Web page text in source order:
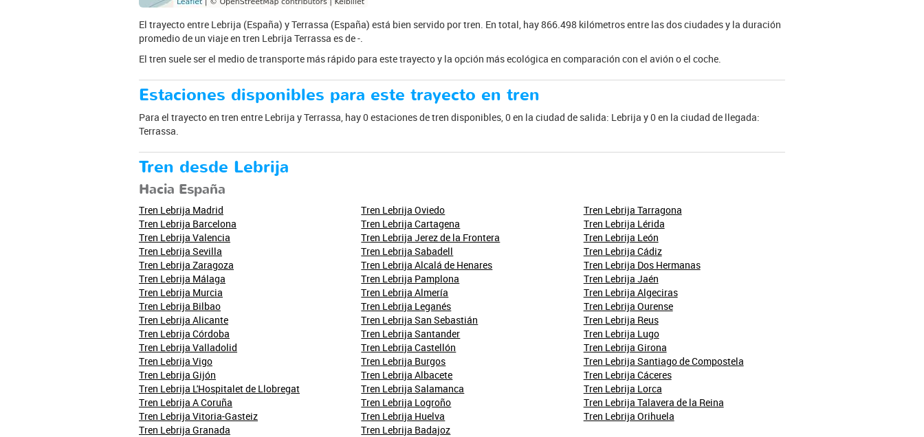
El trayecto entre Lebrija (España) y Terrassa (España) está bien servido por tren. En total, hay 866.498 kilómetros entre las dos ciudades y la duración
promedio de un viaje en tren Lebrija Terrassa es de -.
El tren suele ser el medio de transporte más rápido para este trayecto y la opción más ecológica en comparación con el avión o el coche.
Estaciones disponibles para este trayecto en tren
Para el trayecto en tren entre Lebrija y Terrassa, hay 0 estaciones de tren disponibles, 0 en la ciudad de salida: Lebrija y 0 en la ciudad de llegada:
Terrassa.
Tren desde Lebrija
Hacia España
Tren Lebrija Madrid
Tren Lebrija Barcelona
Tren Lebrija Valencia
Tren Lebrija Sevilla
Tren Lebrija Zaragoza
Tren Lebrija Málaga
Tren Lebrija Murcia
Tren Lebrija Bilbao
Tren Lebrija Alicante
Tren Lebrija Córdoba
Tren Lebrija Valladolid
Tren Lebrija Vigo
Tren Lebrija Gijón
Tren Lebrija L'Hospitalet de Llobregat
Tren Lebrija A Coruña
Tren Lebrija Vitoria-Gasteiz
Tren Lebrija Granada
Tren Lebrija Oviedo
Tren Lebrija Cartagena
Tren Lebrija Jerez de la Frontera
Tren Lebrija Sabadell
Tren Lebrija Alcalá de Henares
Tren Lebrija Pamplona
Tren Lebrija Almería
Tren Lebrija Leganés
Tren Lebrija San Sebastián
Tren Lebrija Santander
Tren Lebrija Castellón
Tren Lebrija Burgos
Tren Lebrija Albacete
Tren Lebrija Salamanca
Tren Lebrija Logroño
Tren Lebrija Huelva
Tren Lebrija Badajoz
Tren Lebrija Tarragona
Tren Lebrija Lérida
Tren Lebrija León
Tren Lebrija Cádiz
Tren Lebrija Dos Hermanas
Tren Lebrija Jaén
Tren Lebrija Algeciras
Tren Lebrija Ourense
Tren Lebrija Reus
Tren Lebrija Lugo
Tren Lebrija Girona
Tren Lebrija Santiago de Compostela
Tren Lebrija Cáceres
Tren Lebrija Lorca
Tren Lebrija Talavera de la Reina
Tren Lebrija Orihuela